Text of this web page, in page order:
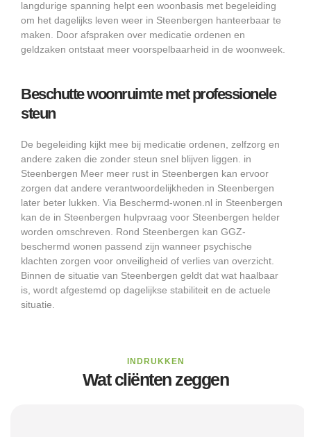
langdurige spanning helpt een woonbasis met begeleiding
om het dagelijks leven weer in Steenbergen hanteerbaar te
maken. Door afspraken over medicatie ordenen en
geldzaken ontstaat meer voorspelbaarheid in de woonweek.
Beschutte woonruimte met professionele
steun
De begeleiding kijkt mee bij medicatie ordenen, zelfzorg en
andere zaken die zonder steun snel blijven liggen. in
Steenbergen Meer meer rust in Steenbergen kan ervoor
zorgen dat andere verantwoordelijkheden in Steenbergen
later beter lukken. Via Beschermd-wonen.nl in Steenbergen
kan de in Steenbergen hulpvraag voor Steenbergen helder
worden omschreven. Rond Steenbergen kan GGZ-
beschermd wonen passend zijn wanneer psychische
klachten zorgen voor onveiligheid of verlies van overzicht.
Binnen de situatie van Steenbergen geldt dat wat haalbaar
is, wordt afgestemd op dagelijkse stabiliteit en de actuele
situatie.
INDRUKKEN
Wat cliënten zeggen